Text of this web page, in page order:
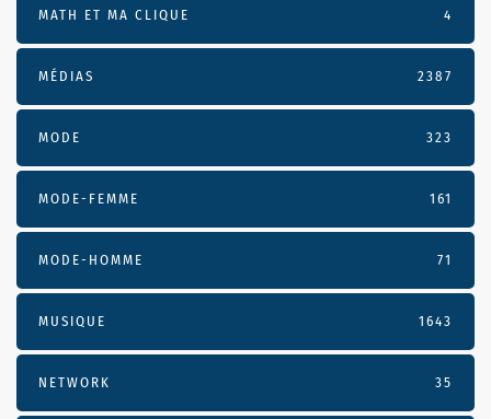
MATH ET MA CLIQUE 4
MÉDIAS 2387
MODE 323
MODE-FEMME 161
MODE-HOMME 71
MUSIQUE 1643
NETWORK 35